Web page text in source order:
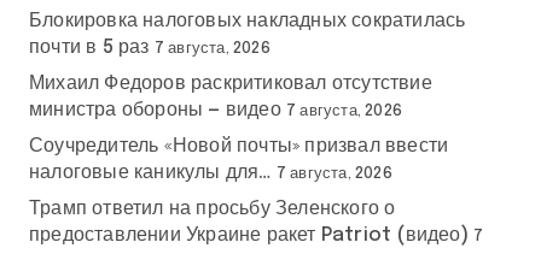
Блокировка налоговых накладных сократилась
почти в 5 раз 7 августа, 2026
Михаил Федоров раскритиковал отсутствие
министра обороны — видео 7 августа, 2026
Соучредитель «Новой почты» призвал ввести
налоговые каникулы для… 7 августа, 2026
Трамп ответил на просьбу Зеленского о
предоставлении Украине ракет Patriot (видео) 7